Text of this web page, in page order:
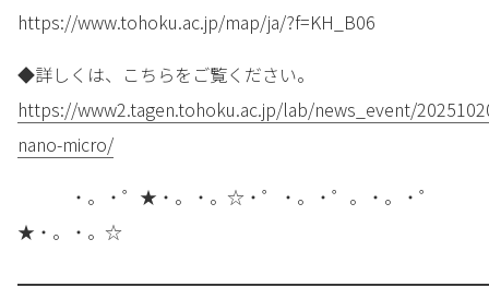
https://www.tohoku.ac.jp/map/ja/?f=KH_B06
◆詳しくは、こちらをご覧ください。
https://www2.tagen.tohoku.ac.jp/lab/news_event/
nano-micro/
・。・゜★・。・。☆・゜・。・゜。・。・゜
★・。・。☆